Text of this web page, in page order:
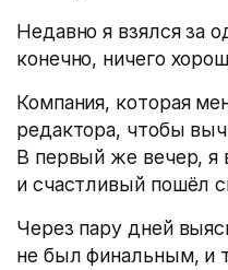
Недавно я взялся за
конечно, ничего
Компания, которая
редактора, чтобы
В первый же вечер, я
и счастливый пошёл
Через пару дней
не был финальным, и